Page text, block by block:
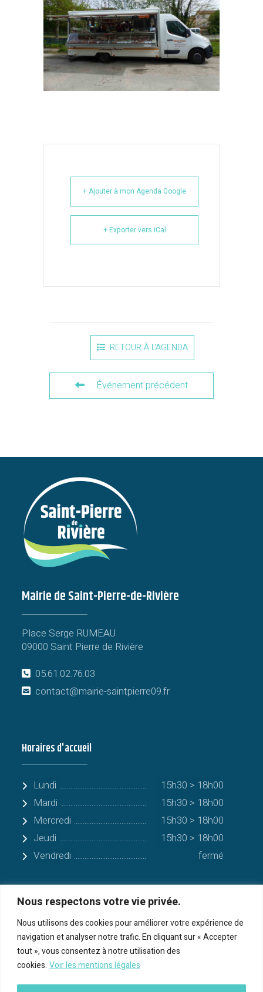
Nous respectons votre vie privée.
Nous utilisons des cookies pour améliorer votre expérience de
navigation et analyser notre trafic. En cliquant sur « Accepter
tout », vous consentez à notre utilisation des
cookies. Voir les mentions légales
+ Ajouter à mon Agenda Google
+ Exporter vers iCal
RETOUR À L'AGENDA
Événement précédent
Mairie de Saint-Pierre-de-Rivière
Place Serge RUMEAU
09000 Saint Pierre de Rivière
05.61.02.76.03
contact@mairie-saintpierre09.fr
Horaires d'accueil
Lundi
15h30 > 18h00
Mardi
15h30 > 18h00
Mercredi
15h30 > 18h00
Jeudi
15h30 > 18h00
Vendredi
fermé
Quelques communes alentours
Serres-sur-Arget
Bénac